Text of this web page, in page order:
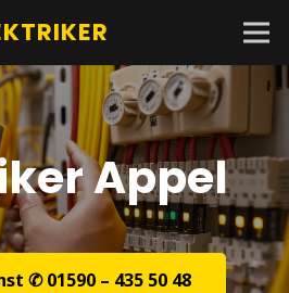
Appel
✆ 01590 – 435 50 48